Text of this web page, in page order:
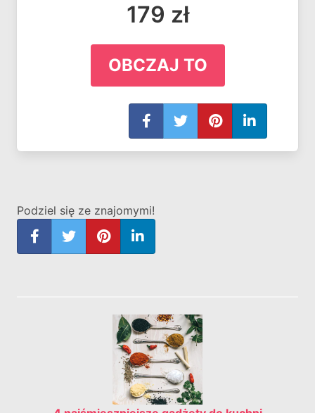
179 zł
OBCZAJ TO
Podziel się ze znajomymi!